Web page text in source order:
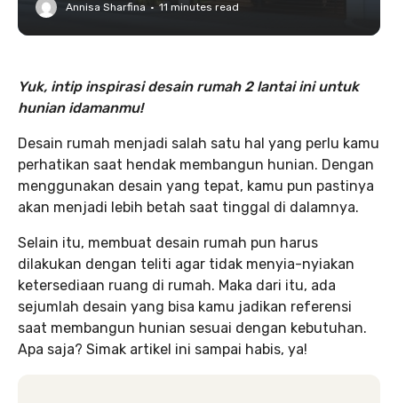
Annisa Sharfina · 11 minutes read
Yuk, intip inspirasi desain rumah 2 lantai ini untuk
hunian idamanmu!
Desain rumah menjadi salah satu hal yang perlu kamu
perhatikan saat hendak membangun hunian. Dengan
menggunakan desain yang tepat, kamu pun pastinya
akan menjadi lebih betah saat tinggal di dalamnya.
Selain itu, membuat desain rumah pun harus
dilakukan dengan teliti agar tidak menyia-nyiakan
ketersediaan ruang di rumah. Maka dari itu, ada
sejumlah desain yang bisa kamu jadikan referensi
saat membangun hunian sesuai dengan kebutuhan.
Apa saja? Simak artikel ini sampai habis, ya!